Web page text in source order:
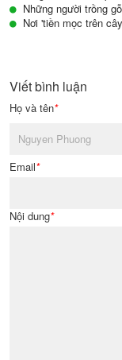
Những người trồng
Nơi 'tiền mọc trên
Viết bình luận
Họ và tên*
Email*
Nội dung*